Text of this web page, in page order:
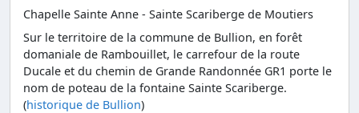
Chapelle Sainte Anne - Sainte Scariberge de Moutiers
Sur le territoire de la commune de Bullion, en forêt
domaniale de Rambouillet, le carrefour de la route
Ducale et du chemin de Grande Randonnée GR1 porte le
nom de poteau de la fontaine Sainte Scariberge.
(historique de Bullion)